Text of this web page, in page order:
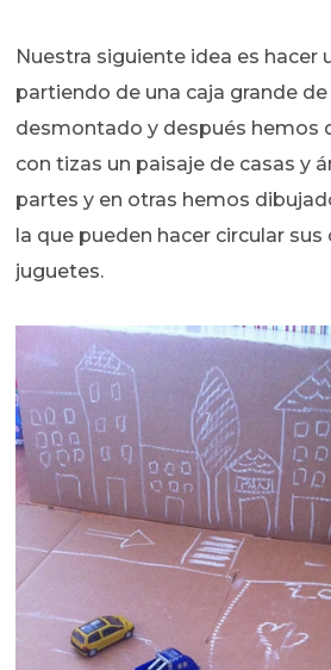
Nuestra siguiente idea es hacer
partiendo de una caja grande
desmontado y después hemos
con tizas un paisaje de casas y
partes y en otras hemos
la que pueden hacer circular sus
juguetes.